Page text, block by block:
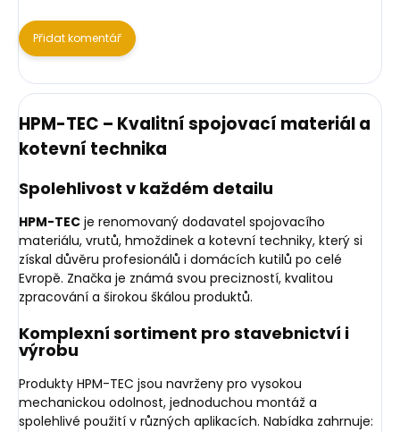
Přidat komentář
HPM-TEC – Kvalitní spojovací materiál a
kotevní technika
Spolehlivost v každém detailu
HPM-TEC je renomovaný dodavatel spojovacího
materiálu, vrutů, hmoždinek a kotevní techniky, který si
získal důvěru profesionálů i domácích kutilů po celé
Evropě. Značka je známá svou precizností, kvalitou
zpracování a širokou škálou produktů.
Komplexní sortiment pro stavebnictví i
výrobu
Produkty HPM-TEC jsou navrženy pro vysokou
mechanickou odolnost, jednoduchou montáž a
spolehlivé použití v různých aplikacích. Nabídka zahrnuje: